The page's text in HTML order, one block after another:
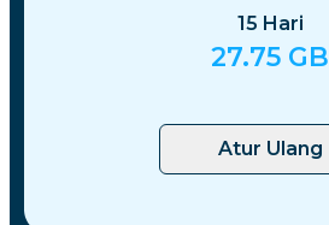
15 Hari
27.75 GB
Atur Ulang